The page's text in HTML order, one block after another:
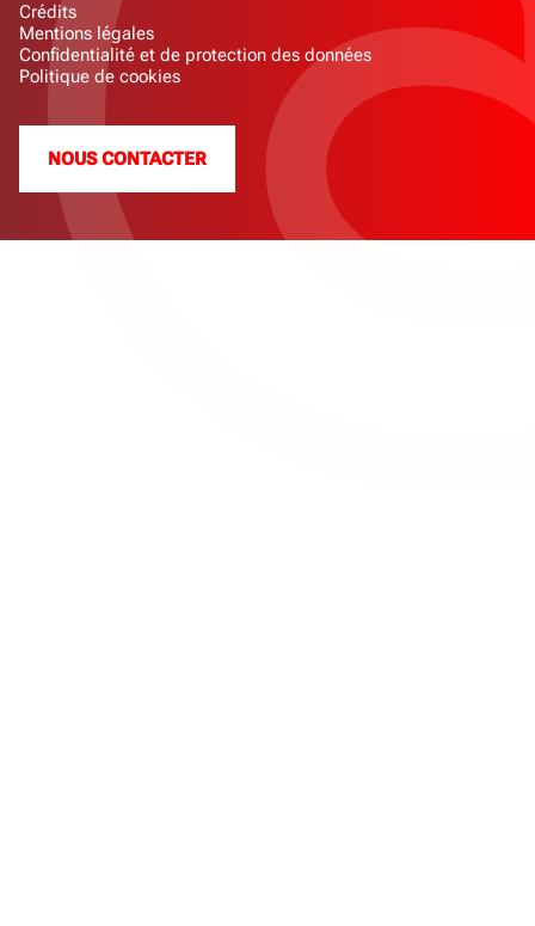
Crédits
Mentions légales
Confidentialité et de protection des données
Politique de cookies
NOUS CONTACTER